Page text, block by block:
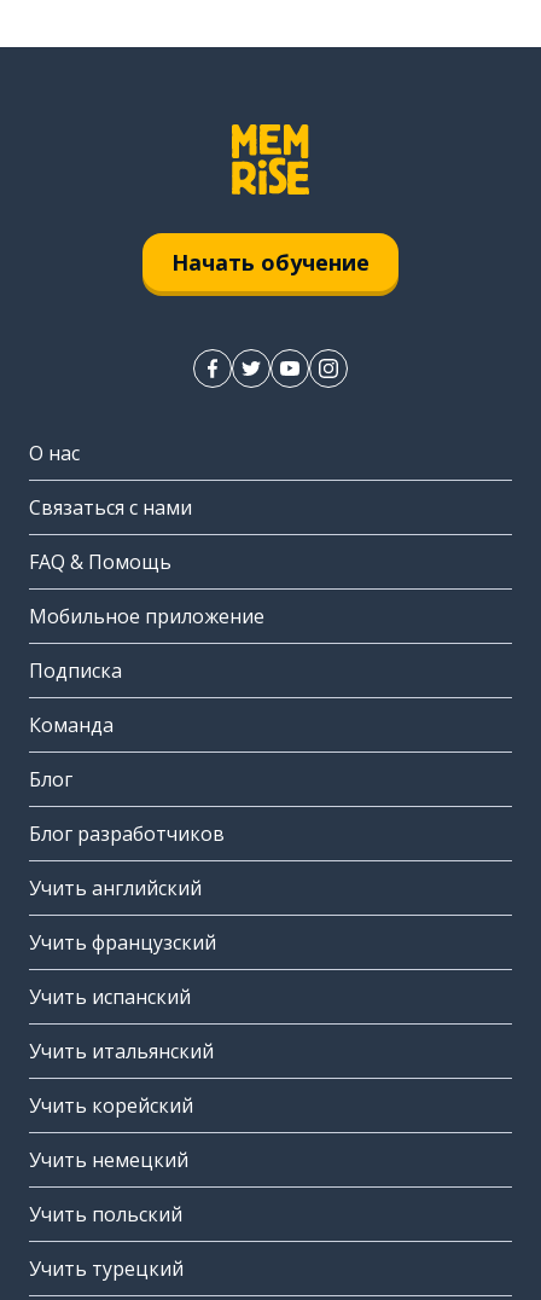
Начать обучение
О нас
Связаться с нами
FAQ & Помощь
Мобильное приложение
Подписка
Команда
Блог
Блог разработчиков
Учить английский
Учить французский
Учить испанский
Учить итальянский
Учить корейский
Учить немецкий
Учить польский
Учить турецкий